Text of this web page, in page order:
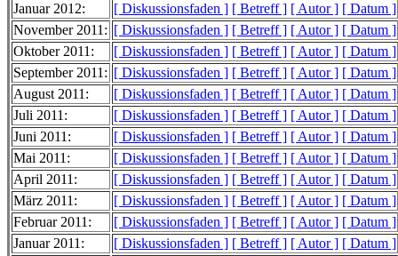
Januar 2012:
[ Diskussionsfaden ] [ Betreff ] [ Autor ] [ Datum ]
November 2011: [ Diskussionsfaden ] [ Betreff ] [ Autor ] [ Datum ]
Oktober 2011:
[ Diskussionsfaden ] [ Betreff ] [ Autor ] [ Datum ]
September 2011: [ Diskussionsfaden ] [ Betreff ] [ Autor ] [ Datum ]
August 2011:
[ Diskussionsfaden ] [ Betreff ] [ Autor ] [ Datum ]
Juli 2011:
[ Diskussionsfaden ] [ Betreff ] [ Autor ] [ Datum ]
Juni 2011:
[ Diskussionsfaden ] [ Betreff ] [ Autor ] [ Datum ]
Mai 2011:
[ Diskussionsfaden ] [ Betreff ] [ Autor ] [ Datum ]
April 2011:
[ Diskussionsfaden ] [ Betreff ] [ Autor ] [ Datum ]
März 2011:
[ Diskussionsfaden ] [ Betreff ] [ Autor ] [ Datum ]
Februar 2011:
[ Diskussionsfaden ] [ Betreff ] [ Autor ] [ Datum ]
Januar 2011:
[ Diskussionsfaden ] [ Betreff ] [ Autor ] [ Datum ]